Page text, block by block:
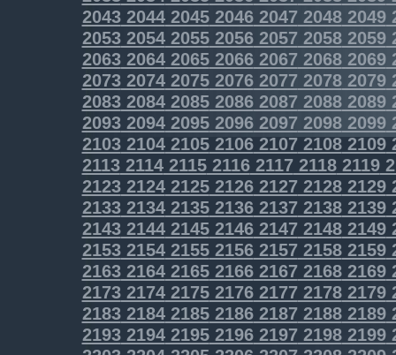
20432044204520462047 20482049
20532054205520562057 20582059
20632064206520662067 20682069
20732074207520762077 20782079
20832084208520862087 20882089
20932094209520962097 20982099
2103210421052106210721082109
2113211421152116211721182119
2123212421252126212721282129
2133213421352136213721382139
2143214421452146214721482149
2153215421552156215721582159
2163216421652166216721682169
2173217421752176217721782179
2183218421852186218721882189
2193219421952196219721982199